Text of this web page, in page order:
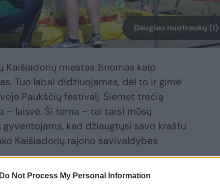
Do Not Process My Personal Information
Daugiau nuotraukų (1)
Kaišiadorių miestas žinomas kaip
Tuo labai didžiuojamės, dėl to ir gimė
Paukščių festivalį. Šiemet trečią
– laisvė. Ši tema – tai tarsi mūsų
kad džiaugtųsi savo kraštu
Kaišiadorių rajono savivaldybės
atrakcijos: paukščių paroda, kiaušinių